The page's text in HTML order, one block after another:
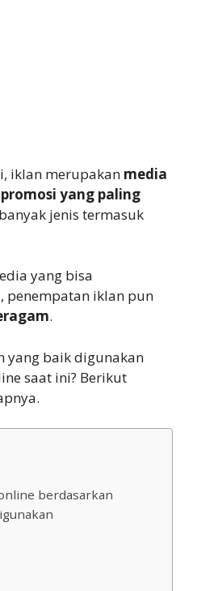
iklan merupakan media
yang paling
jenis termasuk
yang bisa
penempatan iklan pun
.
yang baik digunakan
saat ini? Berikut
berdasarkan